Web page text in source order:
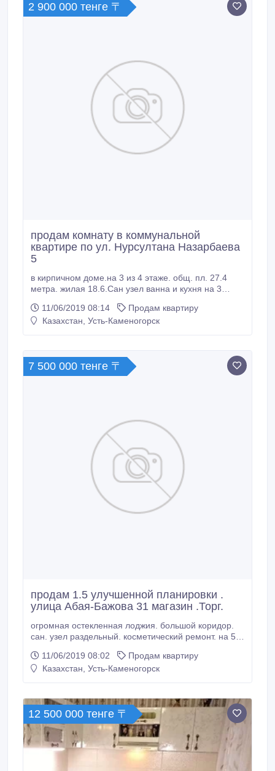
2 900 000 тенге 〒
продам комнату в коммунальной
квартире по ул. Нурсултана Назарбаева
5
в кирпичном доме.на 3 из 4 этаже. общ. пл. 27.4
метра. жилая 18.6.Сан узел ванна и кухня на 3
Окно новое пластиковое. Возможен обмен с нашей
доплатой на квартиру. Или комната + 3 комнатная
11/06/2019 08:14
Продам квартиру
Казахстан, Усть-Каменогорск
7 500 000 тенге 〒
продам 1.5 улучшенной планировки .
улица Абая-Бажова 31 магазин .Торг.
огромная остекленная лоджия. большой коридор.
сан. узел раздельный. косметический ремонт. на 5
11/06/2019 08:02
Продам квартиру
Казахстан, Усть-Каменогорск
12 500 000 тенге 〒